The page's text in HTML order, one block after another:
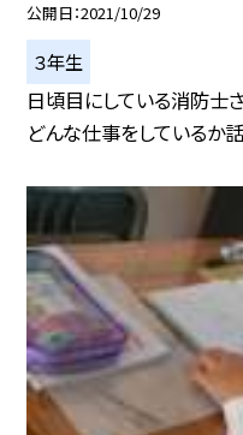
公開日 2021/10/29
３年生
日頃目にしている消防士
どんな仕事をしているか